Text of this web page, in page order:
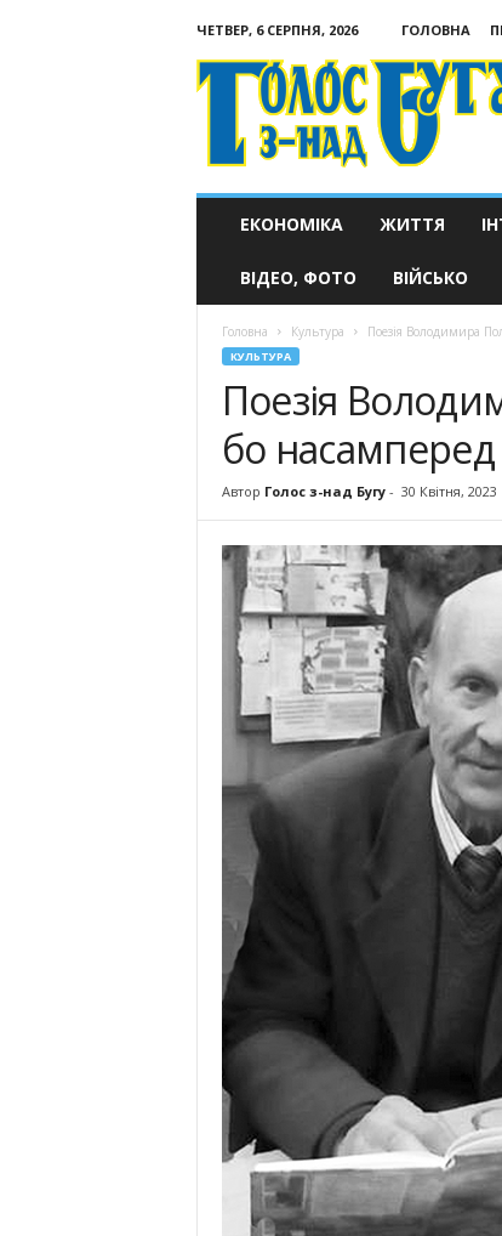
ЧЕТВЕР, 6 СЕРПНЯ, 2026 ГОЛОВНА
Голос
з-
ЕКОНОМІКА ЖИТТЯ
ВІДЕО, ФОТО ВІЙСЬКО
Головна Культура Поезія Володимира
КУЛЬТУРА
Поезія
бо
Автор Голос з-над Бугу- 30 Квітня, 2023